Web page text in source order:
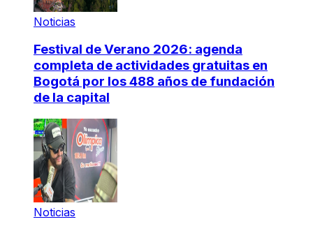
Noticias
Festival de Verano 2026: agenda
completa de actividades gratuitas en
Bogotá por los 488 años de fundación
de la capital
Noticias